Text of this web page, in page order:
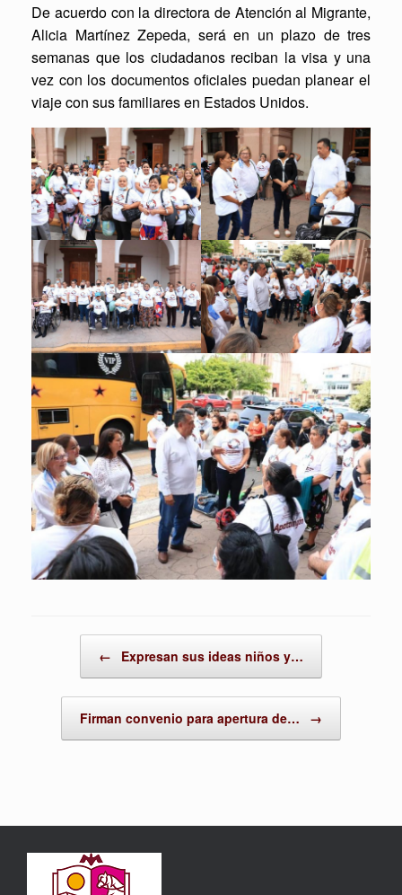
De acuerdo con la directora de Atención al Migrante,
Alicia Martínez Zepeda, será en un plazo de tres
semanas que los ciudadanos reciban la visa y una
vez con los documentos oficiales puedan planear el
viaje con sus familiares en Estados Unidos.
← Expresan sus ideas niños y…
Firman convenio para apertura de… →